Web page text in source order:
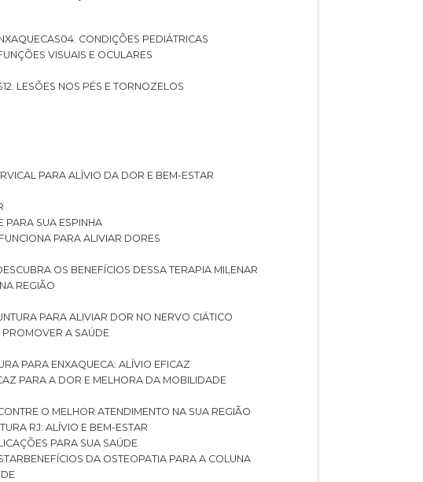
04. CONDIÇÕES PEDIÁTRICAS
VISUAIS E OCULARES
12. LESÕES NOS PÉS E TORNOZELOS
PARA ALÍVIO DA DOR E BEM-ESTAR
PARA SUA ESPINHA
PARA ALIVIAR DORES
OS BENEFÍCIOS DESSA TERAPIA MILENAR
REGIÃO
PARA ALIVIAR DOR NO NERVO CIÁTICO
PROMOVER A SAÚDE
PARA ENXAQUECA: ALÍVIO EFICAZ
PARA A DOR E MELHORA DA MOBILIDADE
O MELHOR ATENDIMENTO NA SUA REGIÃO
RJ: ALÍVIO E BEM-ESTAR
PARA SUA SAÚDE
BENEFÍCIOS DA OSTEOPATIA PARA A COLUNA